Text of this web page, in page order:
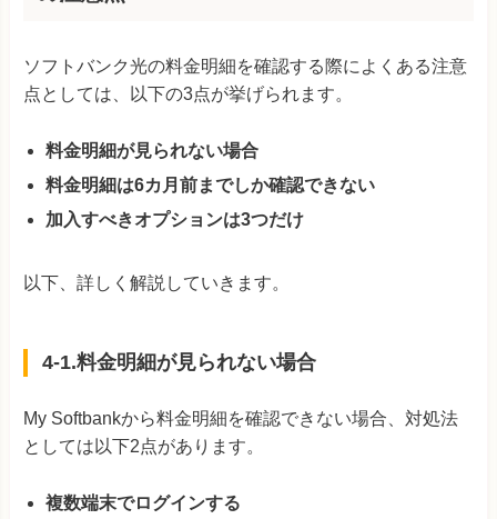
ソフトバンク光の料金明細を確認する際によくある注意
点としては、以下の3点が挙げられます。
料金明細が見られない場合
料金明細は6カ月前までしか確認できない
加入すべきオプションは3つだけ
以下、詳しく解説していきます。
4-1.料金明細が見られない場合
My Softbankから料金明細を確認できない場合、対処法
としては以下2点があります。
複数端末でログインする